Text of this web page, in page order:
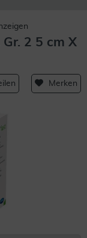
2 5 cm X
Merken